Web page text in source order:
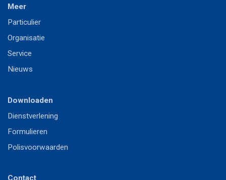
Meer
Particulier
Organisatie
Service
Nieuws
Downloaden
Dienstverlening
Formulieren
Polisvoorwaarden